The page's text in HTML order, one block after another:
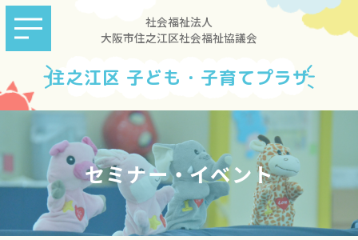
社会福祉法人
大阪市住之江区社会福祉協議会
住之江区 子ども・子育てプラザ
セミナー・イベント